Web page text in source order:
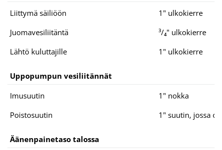
Liittymä säiliöön
1" ulkokierre
Juomavesiliitäntä
³/₄" ulkokierre
Lähtö kuluttajille
1" ulkokierre
Uppopumpun vesiliitännät
Imusuutin
1" nokka
Poistosuutin
1" suutin, jossa
Äänenpainetaso talossa